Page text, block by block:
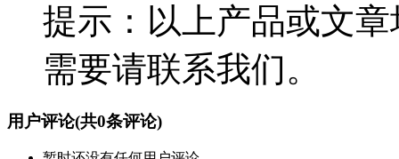
提示：以上产品或文
需要请联系我们。
用户评论(共0条评论)